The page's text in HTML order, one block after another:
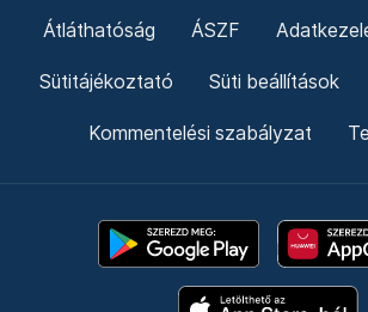
Átláthatóság ÁSZF
Sütitájékoztató Süti beállítások
Kommentelési szabályzat